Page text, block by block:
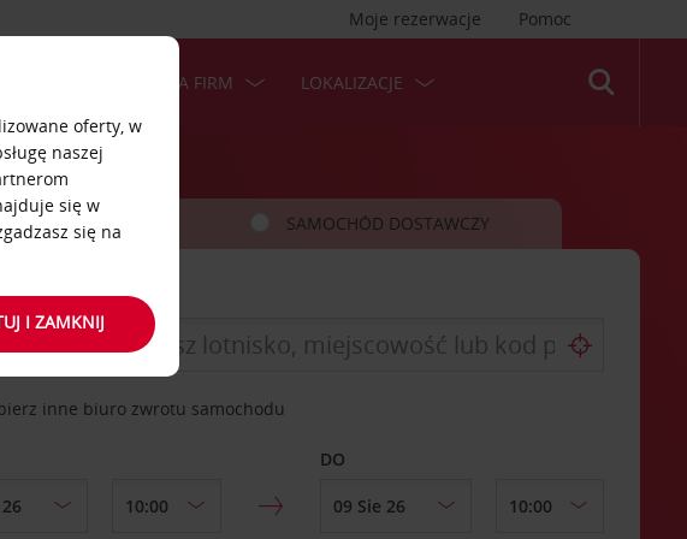
Pomoc
Moje rezerwacje
OFERTA DLA FIRM LOKALIZACJE
SAMOCHÓD SAMOCHÓD DOSTAWCZY
ODBIORU
inne biuro zwrotu samochodu
DO
oferty, w
naszej
się w
się na
I ZAMKNIJ